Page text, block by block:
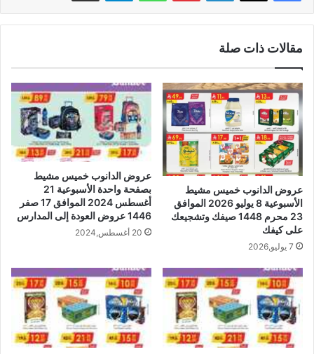
مقالات ذات صلة
عروض الدانوب خميس مشيط
الأسبوعية 8 يوليو 2026 الموافق
23 محرم 1448 صيفك وتشجيعك
على كيفك
7 يوليو,2026
عروض الدانوب خميس مشيط
بصفحة واحدة الأسبوعية 21
أغسطس 2024 الموافق 17 صفر
1446 عروض العودة إلى المدارس
20 أغسطس,2024